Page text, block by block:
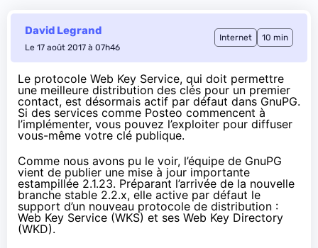
David Legrand
Le 17 août 2017 à 07h46
Internet 10 min
Le protocole Web Key Service, qui doit permettre
une meilleure distribution des clés pour un premier
contact, est désormais actif par défaut dans GnuPG.
Si des services comme Posteo commencent à
l’implémenter, vous pouvez l’exploiter pour diffuser
vous-même votre clé publique.
Comme nous avons pu le voir, l’équipe de GnuPG
vient de publier une mise à jour importante
estampillée 2.1.23. Préparant l’arrivée de la nouvelle
branche stable 2.2.x, elle active par défaut le
support d’un nouveau protocole de distribution :
Web Key Service (WKS) et ses Web Key Directory
(WKD).